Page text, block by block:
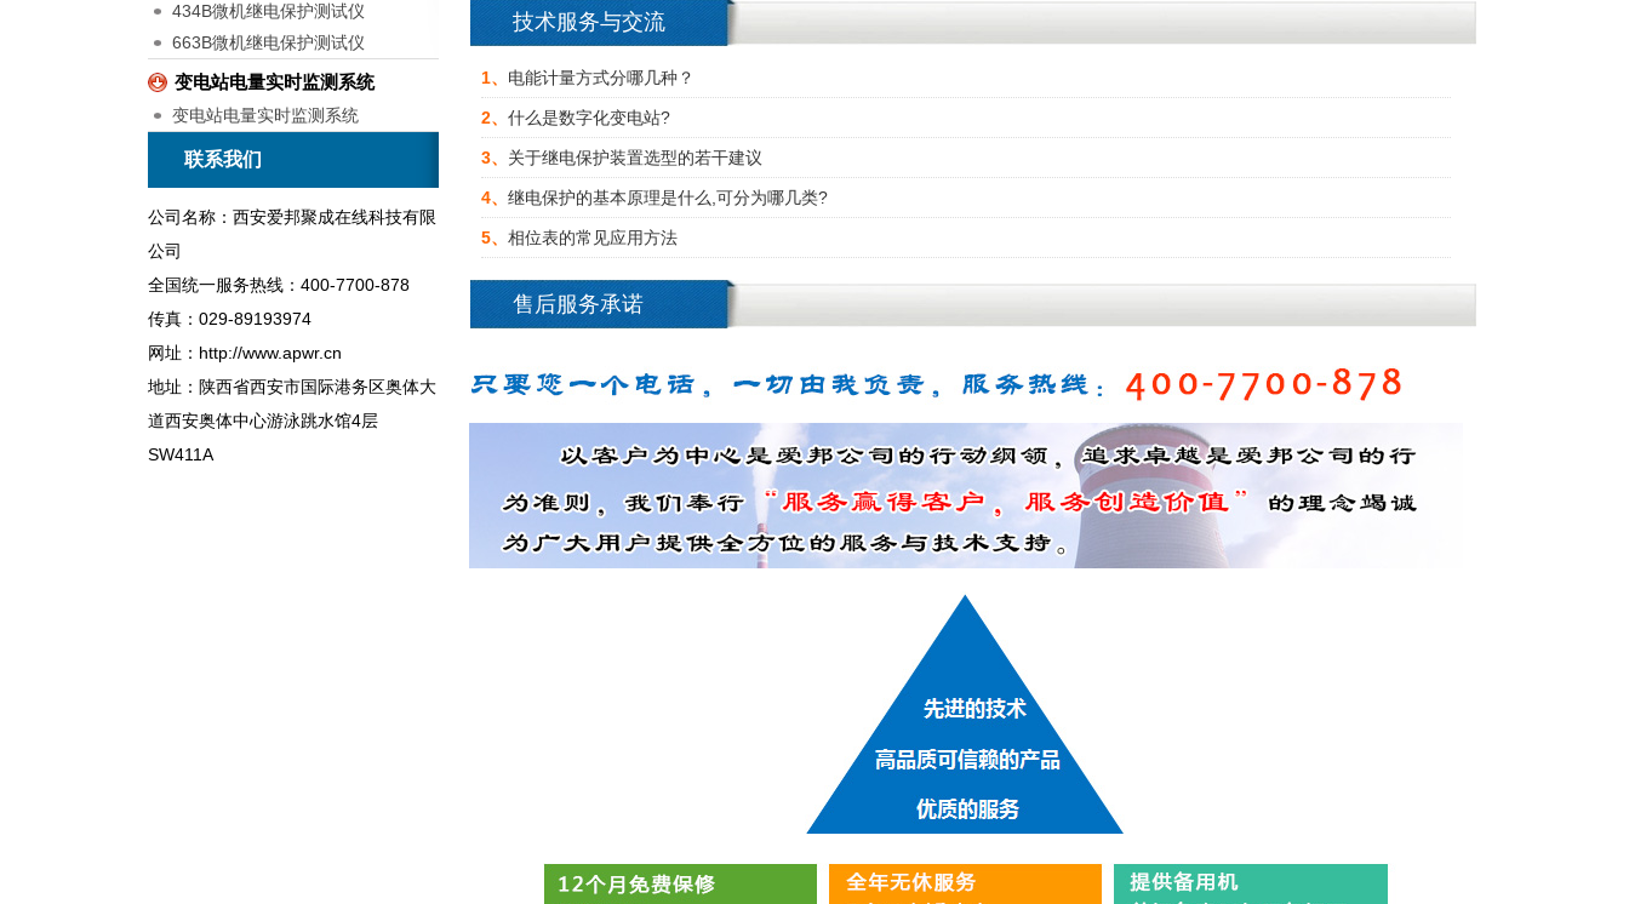
434B微机继电保护测试仪
663B微机继电保护测试仪
变电站电量实时监测系统
变电站电量实时监测系统
联系我们
公司名称：西安爱邦聚成在线科技有限
公司
全国统一服务热线：400-7700-878
传真：029-89193974
网址：http://www.apwr.cn
地址：陕西省西安市国际港务区奥体大
道西安奥体中心游泳跳水馆4层
SW411A
技术服务与交流
1、 电能计量方式分哪几种？
2、 什么是数字化变电站?
3、 关于继电保护装置选型的若干建议
4、 继电保护的基本原理是什么,可分为哪几类?
5、 相位表的常见应用方法
售后服务承诺